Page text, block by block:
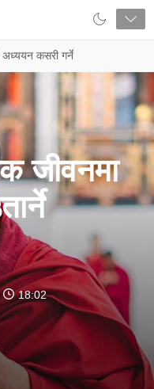
अध्ययन कसरी गर्ने
जीवनमा
18:02